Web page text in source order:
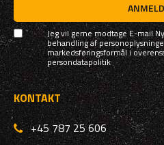
Jeg vil gerne modtage E-mail
behandling af
markedsføringsformål i
persondatapolitik
KONTAKT
+45 787 25 606